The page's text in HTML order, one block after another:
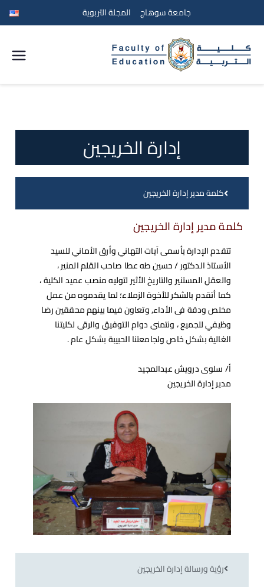
جامعة سوهاج المجلة التربوية
جامعة
سوهاجإدارة الخريجين
كلمة مدير إدارة الخريجين
رؤية ورسالة إدارة الخريجين
كلمة مدير إدارة الخريجين
تتقدم الإدارة بأسمى آيات التهاني وأرق الأماني للسيد
الأستاذ الدكتور / حسين طه عطا صاحب القلم المنير ،
والعقل المستنير والتاريخ الأثير لتوليه منصب عميد الكلية ،
كما أتقدم بالشكر للأخوة الزملاء؛ لما يقدموه من عمل
مخلص ودقة فى الأداء, وتعاون فيما بينهم محققين رضا
وظيفي للجميع ، ونتمنى دوام التوفيق والرقى لكليتنا
الغالية بشكل خاص ولجامعتنا الحبيبة بشكل عام .
أ/ سلوى درويش عبدالمجيد
مدير إدارة الخريجين